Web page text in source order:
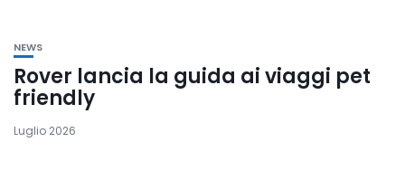
NEWS
Rover lancia la guida ai viaggi pet
friendly
Luglio 2026